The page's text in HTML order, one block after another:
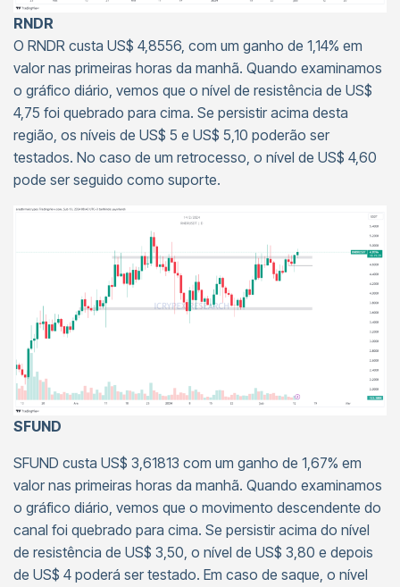
RNDR
O RNDR custa US$ 4,8556, com um ganho de 1,14% em
valor nas primeiras horas da manhã. Quando examinamos
o gráfico diário, vemos que o nível de resistência de US$
4,75 foi quebrado para cima. Se persistir acima desta
região, os níveis de US$ 5 e US$ 5,10 poderão ser
testados. No caso de um retrocesso, o nível de US$ 4,60
pode ser seguido como suporte.
SFUND
SFUND custa US$ 3,61813 com um ganho de 1,67% em
valor nas primeiras horas da manhã. Quando examinamos
o gráfico diário, vemos que o movimento descendente do
canal foi quebrado para cima. Se persistir acima do nível
de resistência de US$ 3,50, o nível de US$ 3,80 e depois
de US$ 4 poderá ser testado. Em caso de saque, o nível